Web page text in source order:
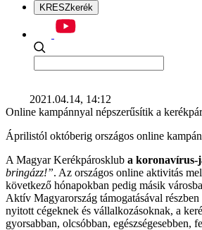
KRESZkerék
2021.04.14, 14:12
Online kampánnyal népszerűsítik a
Áprilistól októberig országos online
A Magyar Kerékpárosklub a koronavírus-
bringázz!”. Az országos online aktivitás
következő hónapokban pedig másik
Aktív Magyarország támogatásával
nyitott cégeknek és vállalkozásoknak, a
gyorsabban, olcsóbban,